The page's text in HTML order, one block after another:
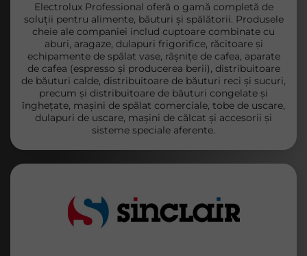
Electrolux Professional oferă o gamă completă de
soluții pentru alimente, băuturi și spălătorii. Produsele
cheie ale companiei includ cuptoare combinate cu
aburi, aragaze, dulapuri frigorifice, răcitoare și
echipamente de spălat vase, râșnițe de cafea, aparate
de cafea (espresso și producerea berii), distribuitoare
de băuturi calde, distribuitoare de băuturi reci și sucuri,
precum și distribuitoare de băuturi congelate și
înghețate, mașini de spălat comerciale, tobe de uscare,
dulapuri de uscare, mașini de călcat și accesorii și
sisteme speciale aferente.